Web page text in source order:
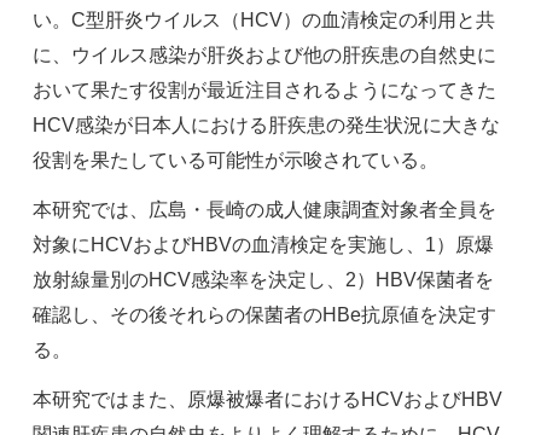
い。C型肝炎ウイルス（HCV）の血清検定の利用と共
に、ウイルス感染が肝炎および他の肝疾患の自然史に
おいて果たす役割が最近注目されるようになってきた
HCV感染が日本人における肝疾患の発生状況に大きな
役割を果たしている可能性が示唆されている。
本研究では、広島・長崎の成人健康調査対象者全員を
対象にHCVおよびHBVの血清検定を実施し、1）原爆
放射線量別のHCV感染率を決定し、2）HBV保菌者を
確認し、その後それらの保菌者のHBe抗原値を決定す
る。
本研究ではまた、原爆被爆者におけるHCVおよびHBV